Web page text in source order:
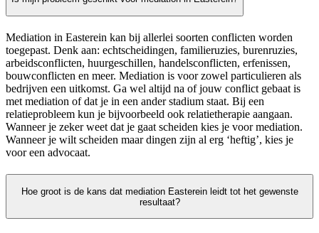
Mediation in Easterein kan bij allerlei soorten conflicten worden
toegepast. Denk aan: echtscheidingen, familieruzies, burenruzies,
arbeidsconflicten, huurgeschillen, handelsconflicten, erfenissen,
bouwconflicten en meer. Mediation is voor zowel particulieren als
bedrijven een uitkomst. Ga wel altijd na of jouw conflict gebaat is
met mediation of dat je in een ander stadium staat. Bij een
relatieprobleem kun je bijvoorbeeld ook relatietherapie aangaan.
Wanneer je zeker weet dat je gaat scheiden kies je voor mediation.
Wanneer je wilt scheiden maar dingen zijn al erg ‘heftig’, kies je
voor een advocaat.
Hoe groot is de kans dat mediation Easterein leidt tot het gewenste
resultaat?